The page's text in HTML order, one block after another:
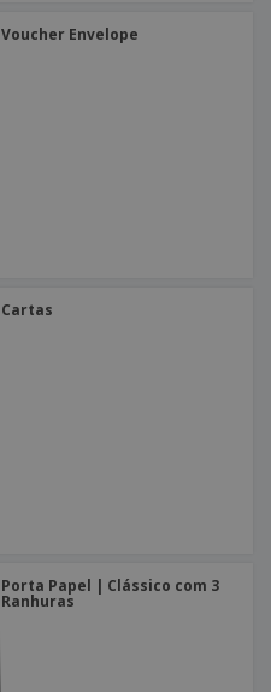
Voucher Envelope
Cartas
Porta Papel | Clássico com 3
Ranhuras